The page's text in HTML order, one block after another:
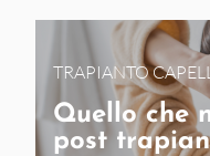
TRAPIANTO
Quello che
post